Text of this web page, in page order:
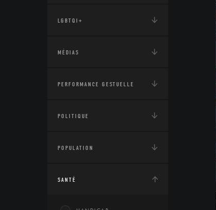
LGBTQI+
MÉDIAS
PERFORMANCE GESTUELLE
POLITIQUE
POPULATION
SANTÉ